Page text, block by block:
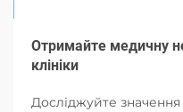
Отримайте медичну
клініки
Досліджуйте